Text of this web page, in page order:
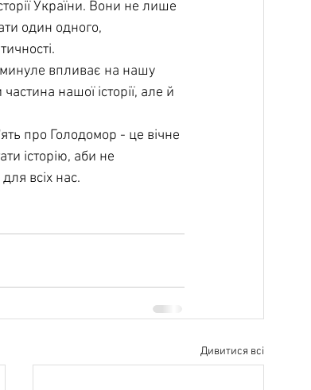
України. Вони не лише
один одного,
впливає на нашу
нашої історії, але й
про Голодомор - це вічне
історію, аби не
всіх нас.
Дивитися всі